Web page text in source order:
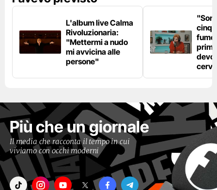
L'album live Calma
Rivoluzionaria:
"Mettermi a nudo
mi avvicina alle
persone"
fumo
devo
Più che un giornale
Il media che racconta il tempo in cui
viviamo con occhi moderni